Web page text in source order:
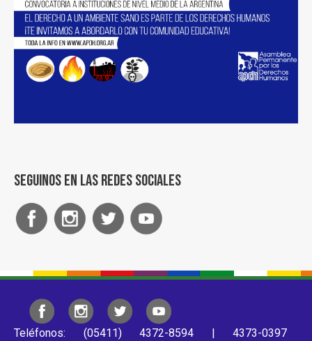
Seguinos en las redes sociales
Teléfonos: (05411) 4372-8594 | 4373-0397